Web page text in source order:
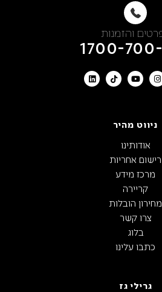
והזמנות
1700-
ניווט מהיר
אודותינו
רישום אחריות
מרכז מידע
קריירה
מחירון הובלות
צרו קשר
בלוג
כתבו עלינו
גרילי גז